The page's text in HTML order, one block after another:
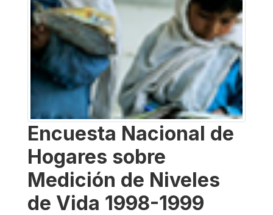
Encuesta Nacional de
Hogares sobre
Medición de Niveles
de Vida 1998-1999